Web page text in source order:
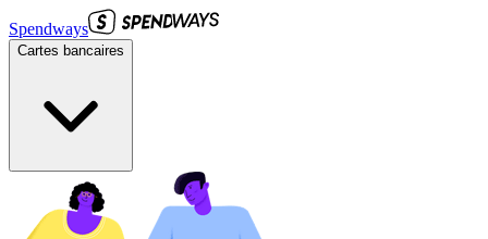
Spendways
Cartes bancaires